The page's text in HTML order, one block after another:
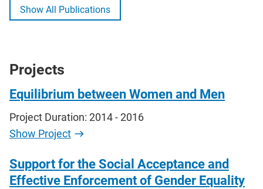
Show All Publications
Projects
Equilibrium between Women and Men
Project Duration: 2014 - 2016
Show Project
Support for the Social Acceptance and
Effective Enforcement of Gender Equality